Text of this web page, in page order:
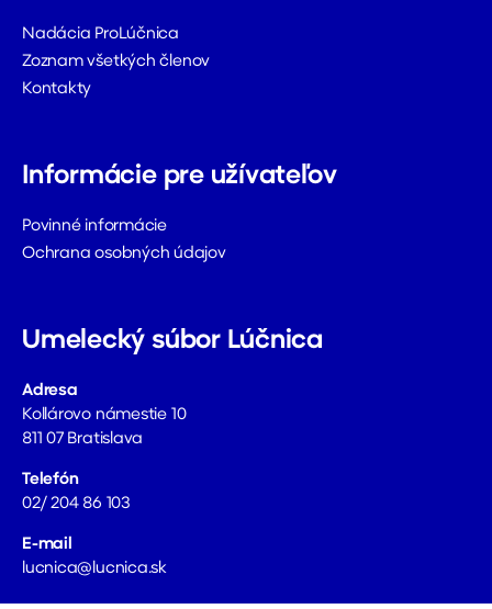
Nadácia ProLúčnica
Zoznam všetkých členov
Kontakty
Informácie pre užívateľov
Povinné informácie
Ochrana osobných údajov
Umelecký súbor Lúčnica
Adresa
Kollárovo námestie 10
811 07 Bratislava
Telefón
02/ 204 86 103
E-mail
lucnica@lucnica.sk